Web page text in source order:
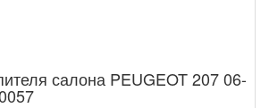
салона PEUGEOT 207 06-